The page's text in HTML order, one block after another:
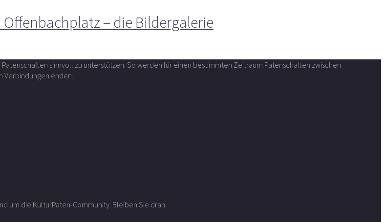
– die Bildergalerie
sinnvoll zu unterstützen. So werden für einen bestimmten Zeitraum Patenschaften zwischen
Verbindungen enden.
um die KulturPaten-Community. Bleiben Sie dran.